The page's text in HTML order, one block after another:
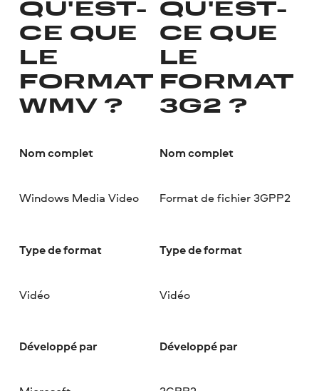
QU'EST-
CE QUE
LE
FORMAT
WMV ?
Nom complet
Windows Media Video
Type de format
Vidéo
Développé par
QU'EST-
CE QUE
LE
FORMAT
3G2 ?
Nom complet
Format de fichier 3GPP2
Type de format
Vidéo
Développé par